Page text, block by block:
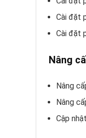
Cài đặt
Cài đặt
Nâng
Nâng
Nâng
Cập